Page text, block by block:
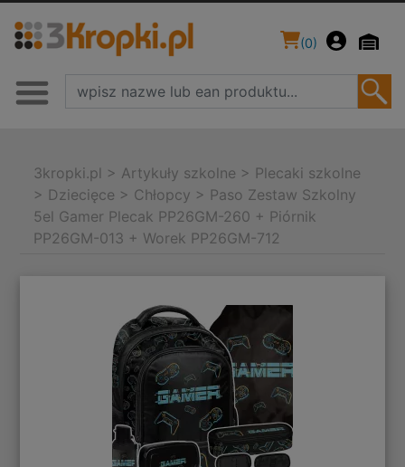
(0)
3kropki.pl > Artykuły szkolne > Plecaki szkolne
> Dziecięce > Chłopcy > Paso Zestaw Szkolny
5el Gamer Plecak PP26GM-260 + Piórnik
PP26GM-013 + Worek PP26GM-712